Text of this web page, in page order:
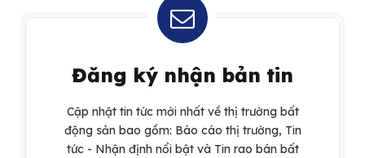
Đăng ký nhận bản tin
Cập nhật tin tức mới nhất về thị trường bất
động sản bao gồm: Báo cáo thị trường, Tin
tức - Nhận định nổi bật và Tin rao bán bất